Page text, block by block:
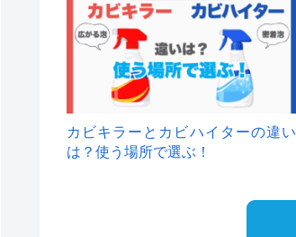
カビキラーとカビハイターの違い
は？使う場所で選ぶ！